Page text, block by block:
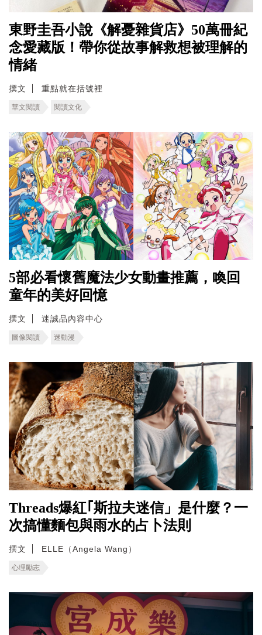
東野圭吾小說《解憂雜貨店》50萬冊紀
念愛藏版！帶你從故事解救想被理解的
情緒
撰文 重點就在括號裡
華文閱讀 閱讀文化
5部必看懷舊魔法少女動畫推薦，喚回
童年的美好回憶
撰文 迷誠品內容中心
圖像閱讀 迷動漫
Threads爆紅｢斯拉夫迷信」是什麼？一
次搞懂麵包與雨水的占卜法則
撰文 ELLE（Angela Wang）
心理勵志